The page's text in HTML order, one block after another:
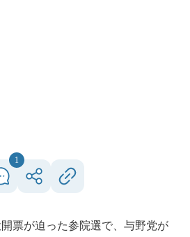
1
票が迫った参院選で、与野党が